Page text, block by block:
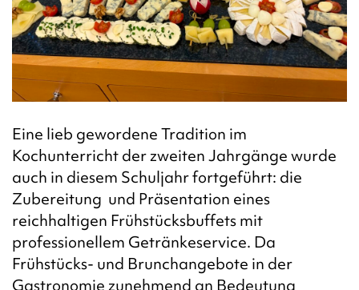
Eine lieb gewordene Tradition im
Kochunterricht der zweiten Jahrgänge wurde
auch in diesem Schuljahr fortgeführt: die
Zubereitung und Präsentation eines
reichhaltigen Frühstücksbuffets mit
professionellem Getränkeservice. Da
Frühstücks- und Brunchangebote in der
Gastronomie zunehmend an Bedeutung